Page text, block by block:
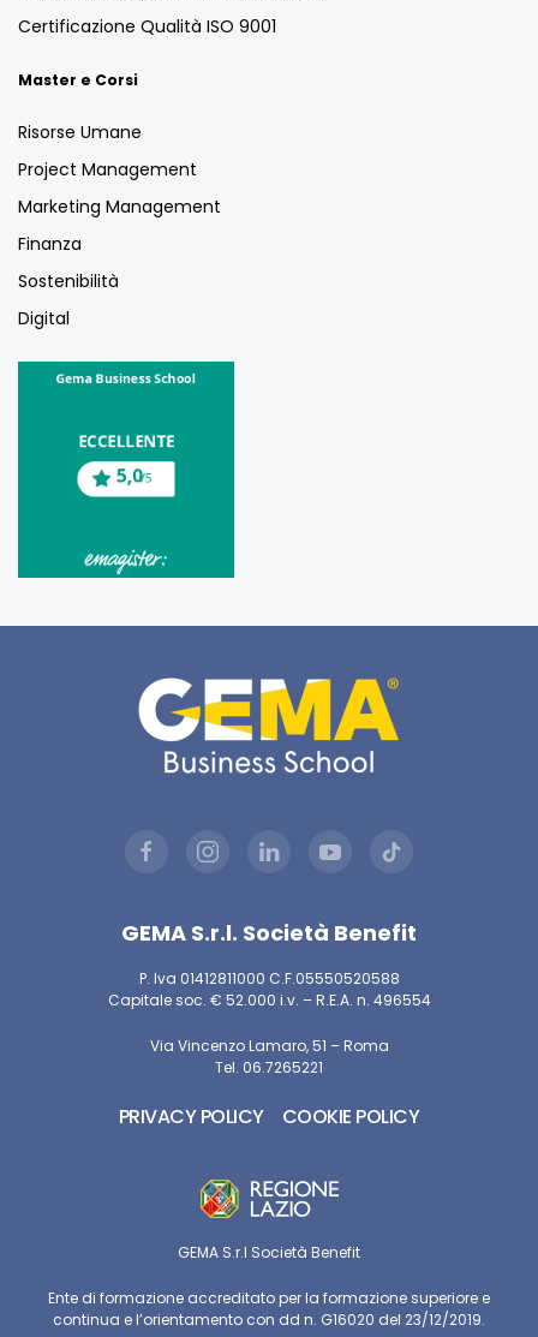
Certificazione Qualità ISO 9001
Master e Corsi
Risorse Umane
Project Management
Marketing Management
Finanza
Sostenibilità
Digital
GEMA S.r.l. Società Benefit
P. Iva 01412811000 C.F.05550520588
Capitale soc. € 52.000 i.v. – R.E.A. n. 496554
Via Vincenzo Lamaro, 51 – Roma
Tel. 06.7265221
PRIVACY POLICY COOKIE POLICY
GEMA S.r.l Società Benefit
Ente di formazione accreditato per la formazione superiore e
continua e l’orientamento con dd n. G16020 del 23/12/2019.